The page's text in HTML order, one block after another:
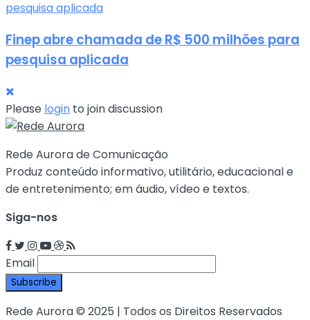
Finep abre chamada de R$ 500 milhões para
pesquisa aplicada
Please login to join discussion
Rede Aurora de Comunicação
Produz conteúdo informativo, utilitário, educacional e
de entretenimento; em áudio, vídeo e textos.
Siga-nos
Email
Rede Aurora © 2025 | Todos os Direitos Reservados